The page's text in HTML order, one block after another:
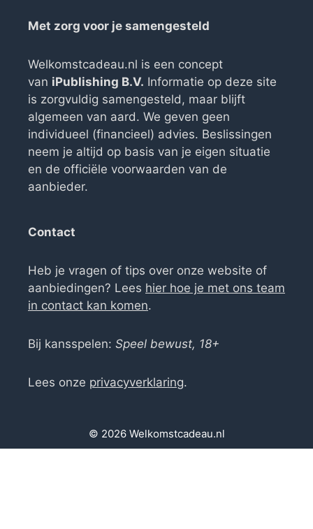
Met zorg voor je samengesteld
Welkomstcadeau.nl is een concept
van iPublishing B.V. Informatie op deze site
is zorgvuldig samengesteld, maar blijft
algemeen van aard. We geven geen
individueel (financieel) advies. Beslissingen
neem je altijd op basis van je eigen situatie
en de officiële voorwaarden van de
aanbieder.
Contact
Heb je vragen of tips over onze website of
aanbiedingen? Lees hier hoe je met ons team
in contact kan komen.
Bij kansspelen: Speel bewust, 18+
Lees onze privacyverklaring.
© 2026 Welkomstcadeau.nl